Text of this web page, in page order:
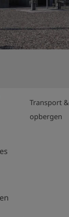
Transport &
opbergen